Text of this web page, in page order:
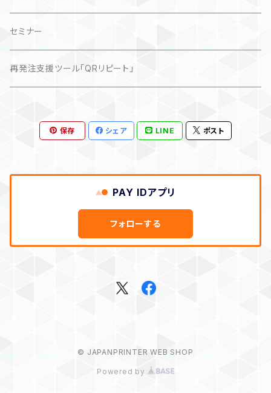
記事（デジタル販売）
セミナー
再発注支援ツール「QRリピート」
保存 シェア LINE ポスト
PAY IDアプリ
フォローする
© JAPANPRINTER WEB SHOP
Powered by